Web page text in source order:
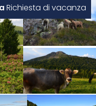
Richiesta di vacanza